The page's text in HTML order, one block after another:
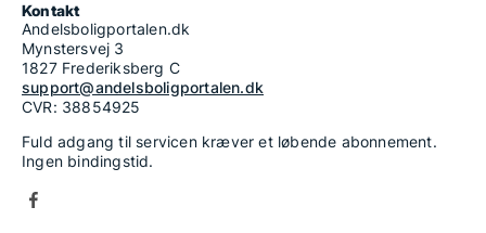
Kontakt
Andelsboligportalen.dk
Mynstersvej 3
1827 Frederiksberg C
support@andelsboligportalen.dk
CVR: 38854925
Fuld adgang til servicen kræver et løbende abonnement.
Ingen bindingstid.